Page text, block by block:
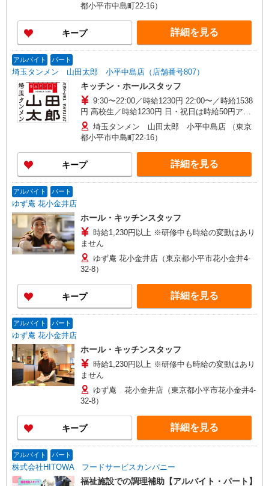
都小平市中島町22-16）
キープ 詳細を見る
アルバイト パート
埼玉タンメン 山田太郎 小平中島店（店舗番号807）
キッチン・ホールスタッフ
9:30〜22:00／時給1230円 22:00〜／時給1538
円 高校生／時給1230円 日・祝日は時給50円アッ
プ！（9時〜22時）
埼玉タンメン 山田太郎 小平中島店 （東京
都小平市中島町22-16）
キープ 詳細を見る
アルバイト パート
ゆず庵 花小金井店
ホール・キッチンスタッフ
時給1,230円以上 ※研修中も時給の変動はあり
ません
ゆず庵 花小金井店（東京都小平市花小金井4-
32-8）
キープ 詳細を見る
アルバイト パート
ゆず庵 花小金井店
ホール・キッチンスタッフ
時給1,230円以上 ※研修中も時給の変動はあり
ません
ゆず庵 花小金井店（東京都小平市花小金井4-
32-8）
キープ 詳細を見る
アルバイト パート
株式会社HITOWA フードサービスカンパニー
福祉施設での調理補助【アルバイト・パート】